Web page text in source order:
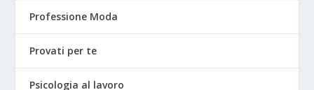
Professione Moda
Provati per te
Psicologia al lavoro